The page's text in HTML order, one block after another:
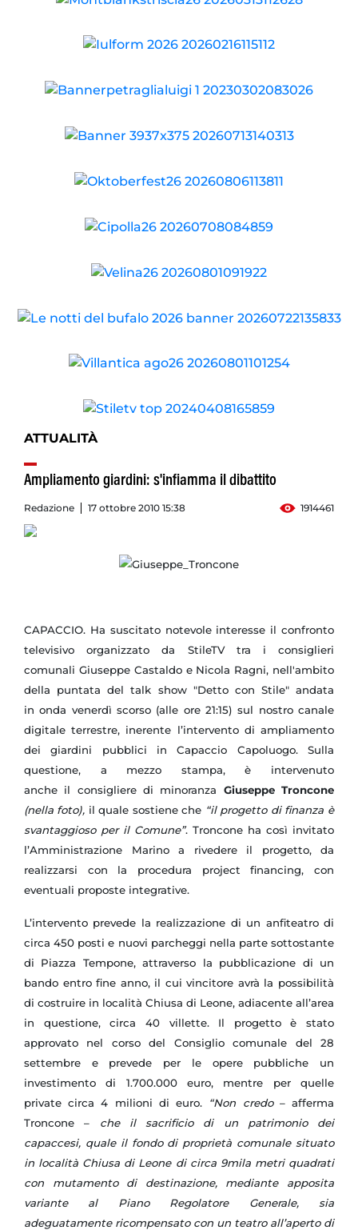
ATTUALITÀ
Ampliamento giardini: s'infiamma il dibattito
Redazione 17 ottobre 2010 15:38 1914461
CAPACCIO. Ha suscitato notevole interesse il confronto
televisivo organizzato da StileTV tra i consiglieri
comunali Giuseppe Castaldo e Nicola Ragni, nell'ambito
della puntata del talk show "Detto con Stile" andata
in onda venerdì scorso (alle ore 21:15) sul nostro canale
digitale terrestre, inerente l’intervento di ampliamento
dei giardini pubblici in Capaccio Capoluogo. Sulla
questione, a mezzo stampa, è intervenuto
anche il consigliere di minoranza Giuseppe Troncone
(nella foto), il quale sostiene che “il progetto di finanza è
svantaggioso per il Comune”. Troncone ha così invitato
l’Amministrazione Marino a rivedere il progetto, da
realizzarsi con la procedura project financing, con
eventuali proposte integrative.
L’intervento prevede la realizzazione di un anfiteatro di
circa 450 posti e nuovi parcheggi nella parte sottostante
di Piazza Tempone, attraverso la pubblicazione di un
bando entro fine anno, il cui vincitore avrà la possibilità
di costruire in località Chiusa di Leone, adiacente all’area
in questione, circa 40 villette. Il progetto è stato
approvato nel corso del Consiglio comunale del 28
settembre e prevede per le opere pubbliche un
investimento di 1.700.000 euro, mentre per quelle
private circa 4 milioni di euro.
“Non credo– afferma
Troncone – che il sacrificio di un patrimonio dei
capaccesi, quale il fondo di proprietà comunale situato
in località Chiusa di Leone di circa 9mila metri quadrati
con mutamento di destinazione, mediante apposita
variante al Piano Regolatore Generale, sia
adeguatamente ricompensato con un teatro all’aperto di